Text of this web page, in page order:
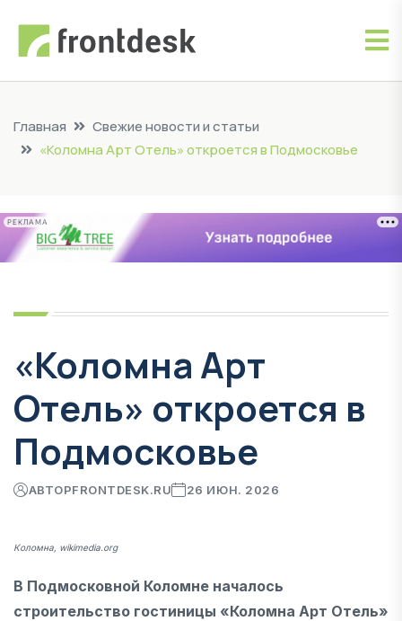
Главная
Свежие новости и статьи
«Коломна Арт Отель» откроется в Подмосковье
РЕКЛАМА
«Коломна Арт
Отель» откроется в
Подмосковье
АВТОРFRONTDESK.RU 26 ИЮН. 2026
Коломна, wikimedia.org
В Подмосковной Коломне началось
строительство гостиницы «Коломна Арт Отель»